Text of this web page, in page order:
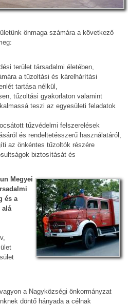
önmaga számára a következő
terület társadalmi életében,
a tűzoltási és kárelhárítási
tartása nélkül,
tűzoltási gyakorlaton valamint
teszi az egyesületi feladatok
tűzvédelmi felszerelések
és rendeltetésszerű használatáról,
az önkéntes tűzoltók részére
biztosítását és
Megyei
és a
alá
a Nagyközségi önkormányzat
döntő hányada a célnak